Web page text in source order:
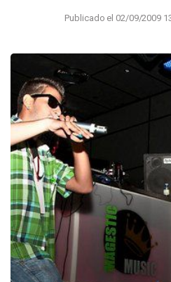
Publicado el 02/09/2009